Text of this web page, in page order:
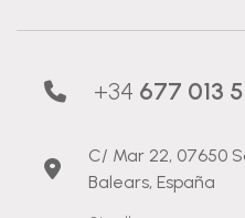
+34 677 013
C/ Mar 22, 07650
Balears, España